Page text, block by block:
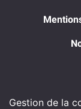
Gestion de la